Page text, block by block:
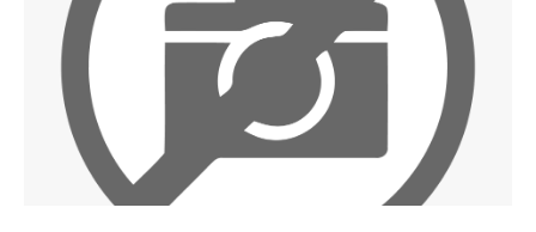
Daten auf unserer Website erfolgt nach der
Erkennung und Auswertung der Änderungen.